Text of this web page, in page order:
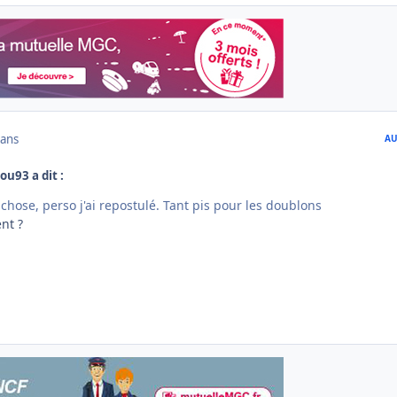
a dit :
perso j'ai repostulé. Tant pis pour les doublons
?